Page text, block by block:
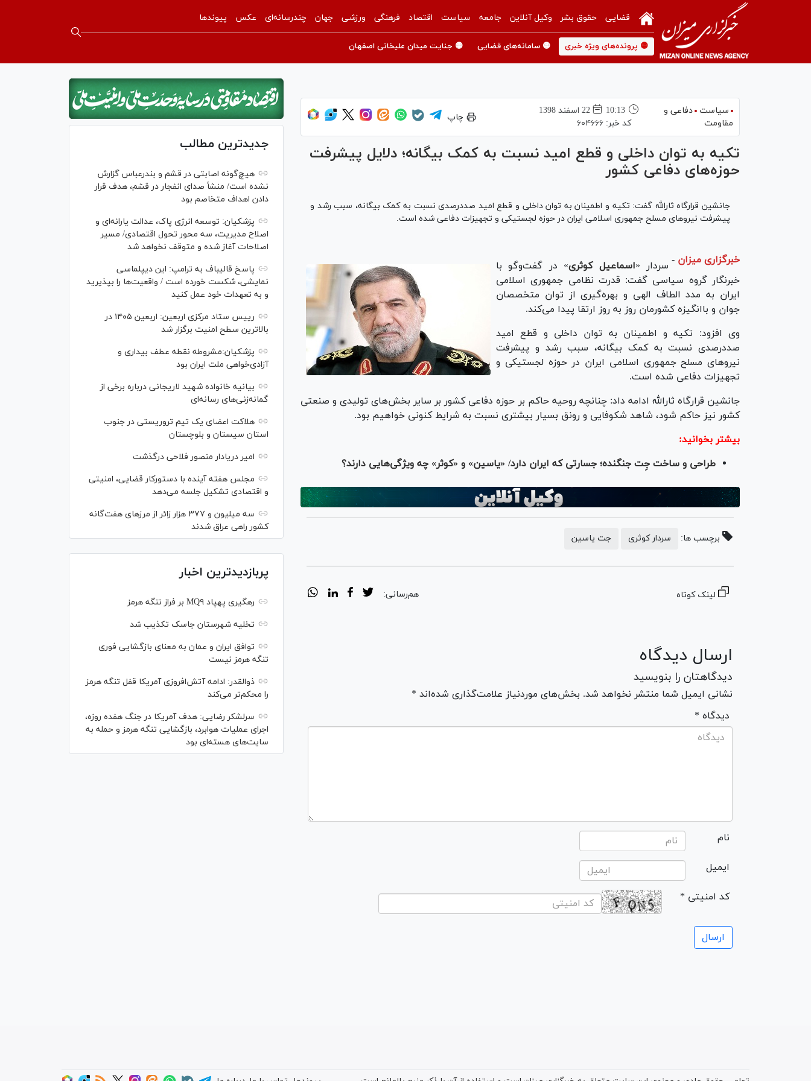
قضایی حقوق بشر وکیل آنلاین جامعه سیاست اقتصاد فرهنگی ورزشی جهان چندرسانه‌ای عکس پیوندها
🟡 پرونده‌های ویژه خبری 🟡 سامانه‌های قضایی 🟡 جنایت میدان علیخانی اصفهان
سیاست دفاعی و
مقاومت
10:13
22 اسفند 1398
کد خبر:۶۰۴۶۶۶
چاپ
تکیه به توان داخلی و قطع امید نسبت به کمک بیگانه؛ دلایل پیشرفت
حوزه‌های دفاعی کشور
جانشین قرارگاه ثارالله گفت: تکیه و اطمینان به توان داخلی و قطع امید صددرصدی نسبت به کمک بیگانه، سبب رشد و
پیشرفت نیروهای مسلح جمهوری اسلامی ایران در حوزه لجستیکی و تجهیزات دفاعی شده است.
خبرگزاری میزان - سردار «اسماعیل کوثری» در گفت‌وگو با
خبرنگار گروه سیاسی گفت: قدرت نظامی جمهوری اسلامی
ایران به مدد الطاف الهی و بهره‌گیری از توان متخصصان
جوان و باانگیزه کشورمان روز به روز ارتقا پیدا می‌کند.
وی افزود: تکیه و اطمینان به توان داخلی و قطع امید
صددرصدی نسبت به کمک بیگانه، سبب رشد و پیشرفت
نیروهای مسلح جمهوری اسلامی ایران در حوزه لجستیکی و
تجهیزات دفاعی شده است.
جانشین قرارگاه ثارالله ادامه داد: چنانچه روحیه حاکم بر حوزه دفاعی کشور بر سایر بخش‌های تولیدی و صنعتی
کشور نیز حاکم شود، شاهد شکوفایی و رونق بسیار بیشتری نسبت به شرایط کنونی خواهیم بود.
بیشتر بخوانید:
طراحی و ساخت جِت جنگنده؛ جسارتی که ایران دارد/ «یاسین» و «کوثر» چه ویژگی‌هایی دارند؟
برچسب ها: سردار کوثری جت یاسین
لینک کوتاه هم‌رسانی:
ارسال دیدگاه
دیدگاهتان را بنویسید
نشانی ایمیل شما منتشر نخواهد شد. بخش‌های موردنیاز علامت‌گذاری شده‌اند *
* دیدگاه
نام
ایمیل
* کد امنیتی
جدیدترین مطالب
هیچ‌گونه اصابتی در قشم و بندرعباس گزارش
نشده است/ منشأ صدای انفجار در قشم، هدف قرار
دادن اهداف متخاصم بود
پزشکیان: توسعه انرژی پاک، عدالت یارانه‌ای و
اصلاح مدیریت، سه محور تحول اقتصادی/ مسیر
اصلاحات آغاز شده و متوقف نخواهد شد
پاسخ قالیباف به ترامپ: این دیپلماسی
نمایشی، شکست خورده است / واقعیت‌ها را بپذیرید
و به تعهدات خود عمل کنید
رییس ستاد مرکزی اربعین: اربعین ۱۴۰۵ در
بالاترین سطح امنیت برگزار شد
پزشکیان:مشروطه نقطه عطف بیداری و
آزادی‌خواهی ملت ایران بود
بیانیه خانواده شهید لاریجانی درباره برخی از
گمانه‌زنی‌های رسانه‌ای
هلاکت اعضای یک تیم تروریستی در جنوب
استان سیستان و بلوچستان
امیر دریادار منصور فلاحی درگذشت
مجلس هفته آینده با دستورکار قضایی، امنیتی
و اقتصادی تشکیل جلسه می‌دهد
سه میلیون و ۳۷۷ هزار زائر از مرز‌های هفت‌گانه
کشور راهی عراق شدند
پربازدیدترین اخبار
رهگیری پهپاد MQ۹ بر فراز تنگه هرمز
تخلیه شهرستان جاسک تکذیب شد
توافق ایران و عمان به معنای بازگشایی فوری
تنگه هرمز نیست
ذوالقدر: ادامه آتش‌افروزی آمریکا قفل تنگه هرمز
را محکم‌تر می‌کند
سرلشکر رضایی: هدف آمریکا در جنگ هفده روزه،
اجرای عملیات هوابرد، بازگشایی تنگه هرمز و حمله به
سایت‌های هسته‌ای بود